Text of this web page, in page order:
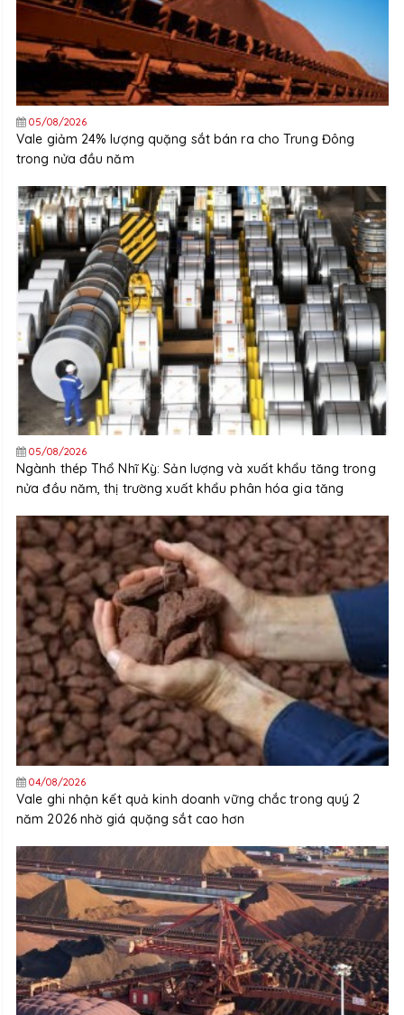
05/08/2026
Vale giảm 24% lượng quặng sắt bán ra cho Trung Đông
trong nửa đầu năm
05/08/2026
Ngành thép Thổ Nhĩ Kỳ: Sản lượng và xuất khẩu tăng trong
nửa đầu năm, thị trường xuất khẩu phân hóa gia tăng
04/08/2026
Vale ghi nhận kết quả kinh doanh vững chắc trong quý 2
năm 2026 nhờ giá quặng sắt cao hơn